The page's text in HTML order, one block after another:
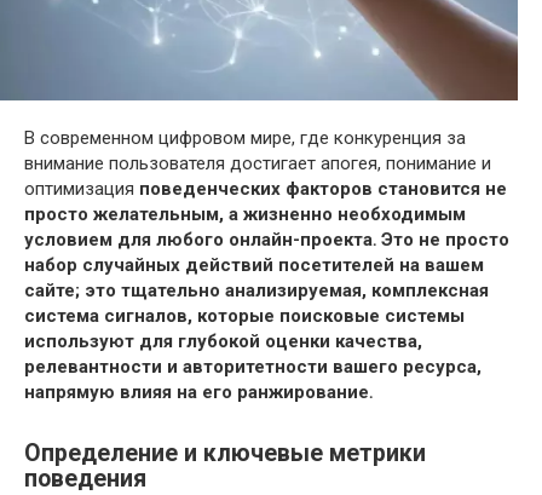
В современном цифровом мире, где конкуренция за
внимание пользователя достигает апогея, понимание и
оптимизация поведенческих факторов становится не
просто желательным, а жизненно необходимым
условием для любого онлайн-проекта․ Это не просто
набор случайных действий посетителей на вашем
сайте; это тщательно анализируемая, комплексная
система сигналов, которые поисковые системы
используют для глубокой оценки качества,
релевантности и авторитетности вашего ресурса,
напрямую влияя на его ранжирование․
Определение и ключевые метрики
поведения